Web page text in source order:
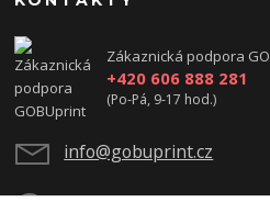
Zákaznická podpora
+420 606 888 281
(Po-Pá, 9-17 hod.)
info@gobuprint.cz